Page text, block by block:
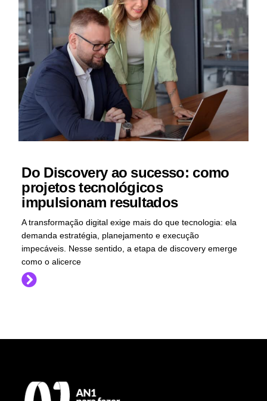
Do Discovery ao sucesso: como
projetos tecnológicos
impulsionam resultados
A transformação digital exige mais do que tecnologia: ela
demanda estratégia, planejamento e execução
impecáveis. Nesse sentido, a etapa de discovery emerge
como o alicerce